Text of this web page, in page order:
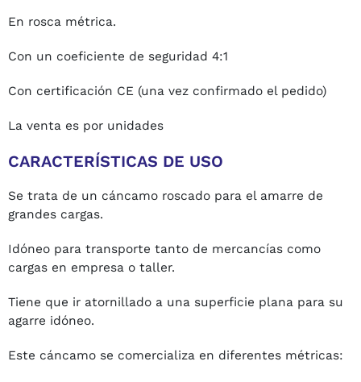
En rosca métrica.
Con un coeficiente de seguridad 4:1
Con certificación CE (una vez confirmado el pedido)
La venta es por unidades
CARACTERÍSTICAS DE USO
Se trata de un cáncamo roscado para el amarre de
grandes cargas.
Idóneo para transporte tanto de mercancías como
cargas en empresa o taller.
Tiene que ir atornillado a una superficie plana para su
agarre idóneo.
Este cáncamo se comercializa en diferentes métricas: